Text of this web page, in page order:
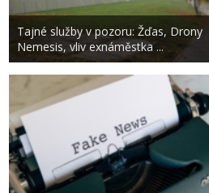
Tajné služby v pozoru: Žďas, Drony
Nemesis, vliv exnáměstka ...